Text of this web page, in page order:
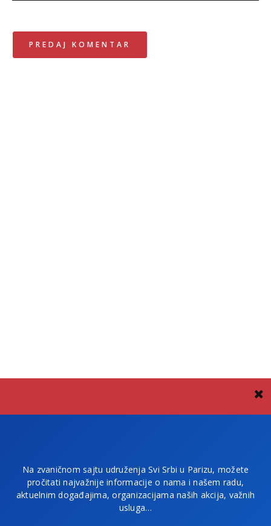
Na zvaničnom sajtu udruženja Svi Srbi u Parizu, možete
pročitati najvažnije informacije o nama i našem radu,
aktuelnim događajima, organizacijama naših akcija, važnih
usluga…